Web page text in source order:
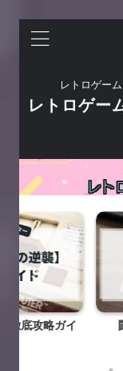
レトロゲー
レトロゲー
底攻略ガイ